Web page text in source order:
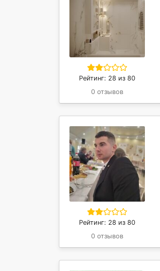
Рейтинг: 28 из 80
0 отзывов
Рейтинг: 28 из 80
0 отзывов